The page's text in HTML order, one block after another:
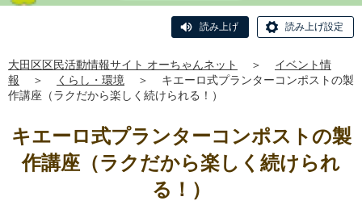
読み上げ 読み上げ設定
大田区区民活動情報サイト オーちゃんネット ＞
イベント情
報
＞ くらし・環境 ＞
キエーロ式プランターコンポストの製
作講座（ラクだから楽しく続けられる！）
キエーロ式プランターコンポストの製
作講座（ラクだから楽しく続けられ
る！）